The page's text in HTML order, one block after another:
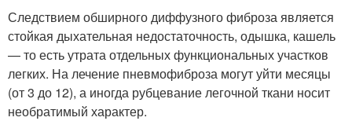
Следствием обширного диффузного фиброза является
стойкая дыхательная недостаточность, одышка, кашель
— то есть утрата отдельных функциональных участков
легких. На лечение пневмофиброза могут уйти месяцы
(от 3 до 12), а иногда рубцевание легочной ткани носит
необратимый характер.